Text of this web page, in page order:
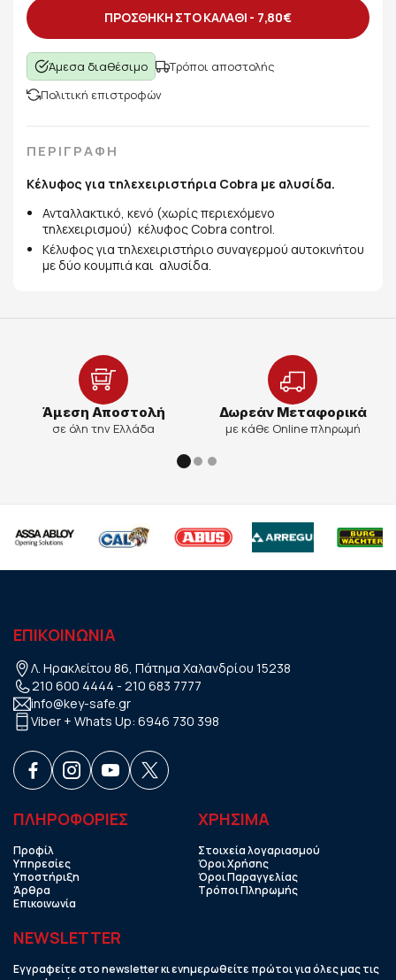
ΠΡΟΣΘΗΚΗ ΣΤΟ ΚΑΛΑΘΙ - 7,80€
Άμεσα διαθέσιμο
Τρόποι αποστολής
Πολιτική επιστροφών
ΠΕΡΙΓΡΑΦΗ
Κέλυφος για τηλεχειριστήρια Cobra με αλυσίδα.
Ανταλλακτικό, κενό (χωρίς περιεχόμενο
τηλεχειρισμού) κέλυφος Cobra control.
Κέλυφος για τηλεχειριστήριο συναγερμού αυτοκινήτου
με δύο κουμπιά και αλυσίδα.
Άμεση Αποστολή
σε όλη την Ελλάδα
Δωρεάν Μεταφορικά
με κάθε Online πληρωμή
ΕΠΙΚΟΙΝΩΝΙΑ
Λ. Ηρακλείτου 86, Πάτημα Χαλανδρίου 15238
210 600 4444 - 210 683 7777
info@key-safe.gr
Viber + Whats Up: 6946 730 398
ΠΛΗΡΟΦΟΡΙΕΣ
Προφίλ
Υπηρεσίες
Υποστήριξη
Άρθρα
Επικοινωνία
ΧΡHΣΙΜΑ
Στοιχεία λογαριασμού
Όροι Χρήσης
Όροι Παραγγελίας
Τρόποι Πληρωμής
NEWSLETTER
Εγγραφείτε στο newsletter κι ενημερωθείτε πρώτοι για όλες μας τις